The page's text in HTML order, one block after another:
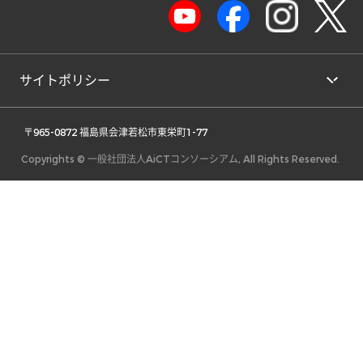
サイトポリシー
〒965-0872 福島県会津若松市東栄町1-77
Copyrights © 一般社団法人AiCTコンソーシアム, All Rights Reserved.